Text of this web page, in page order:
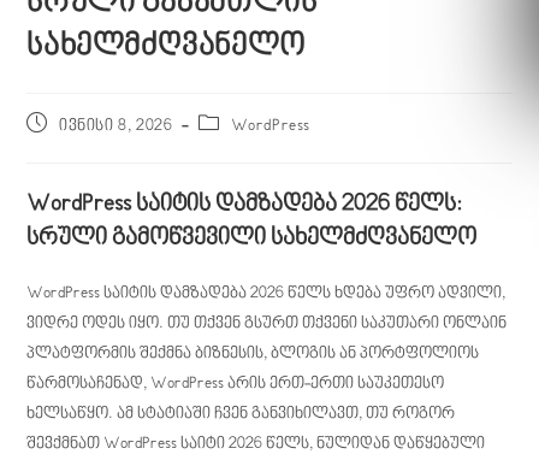
სახელმძღვანელო
ივნისი 8, 2026 WordPress
WordPress საიტის დამზადება 2026 წელს:
სრული გამოწვევილი სახელმძღვანელო
WordPress საიტის დამზადება 2026 წელს ხდება უფრო ადვილი,
ვიდრე ოდეს იყო. თუ თქვენ გსურთ თქვენი საკუთარი ონლაინ
პლატფორმის შექმნა ბიზნესის, ბლოგის ან პორტფოლიოს
წარმოსაჩენად, WordPress არის ერთ-ერთი საუკეთესო
ხელსაწყო. ამ სტატიაში ჩვენ განვიხილავთ, თუ როგორ
შევქმნათ WordPress საიტი 2026 წელს, ნულიდან დაწყებული